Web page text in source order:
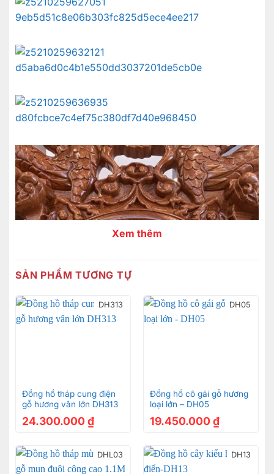
Xem thêm
SẢN PHẨM TƯƠNG TỰ
DH313
Đồng hồ tháp cung điện
gỗ hương vân lớn DH313
24.300.000 ₫
DH05
Đồng hồ cô gái gỗ hương
loại lớn – DH05
19.450.000 ₫
DHL03 DH13